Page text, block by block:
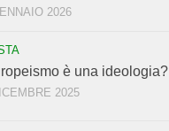
2026
è una ideologia?
2025